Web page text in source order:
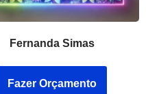
Fernanda Simas
Fazer Orçamento